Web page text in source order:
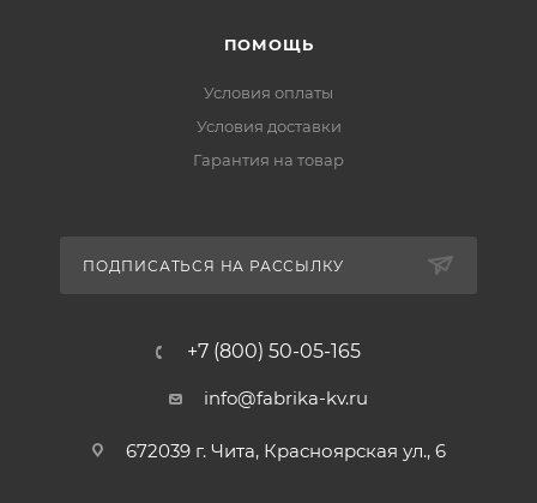
ПОМОЩЬ
Условия оплаты
Условия доставки
Гарантия на товар
ПОДПИСАТЬСЯ НА РАССЫЛКУ
+7 (800) 50-05-165
info@fabrika-kv.ru
672039 г. Чита, Красноярская ул., 6